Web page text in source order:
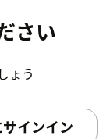
さい
ょう
インイン